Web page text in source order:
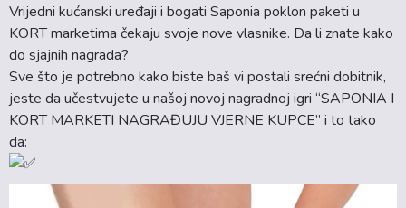
Vrijedni kućanski uređaji i bogati Saponia poklon paketi u
KORT marketima čekaju svoje nove vlasnike. Da li znate kako
do sjajnih nagrada?
Sve što je potrebno kako biste baš vi postali srećni dobitnik,
jeste da učestvujete u našoj novoj nagradnoj igri “SAPONIA I
KORT MARKETI NAGRAĐUJU VJERNE KUPCE” i to tako
da: